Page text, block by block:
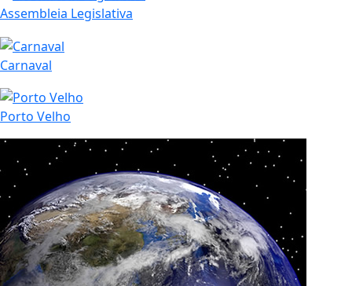
Assembleia Legislativa
Carnaval
Porto Velho